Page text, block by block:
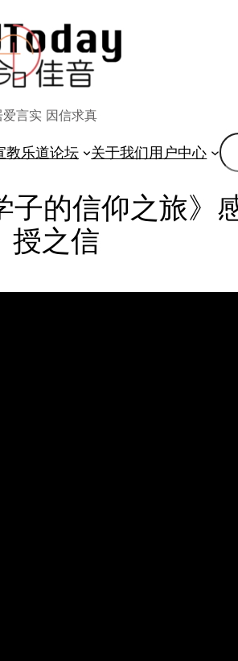
爱言实 因信求真
教乐道论坛 关于我们用户中心
搜
索
子的信仰之旅》
授之信